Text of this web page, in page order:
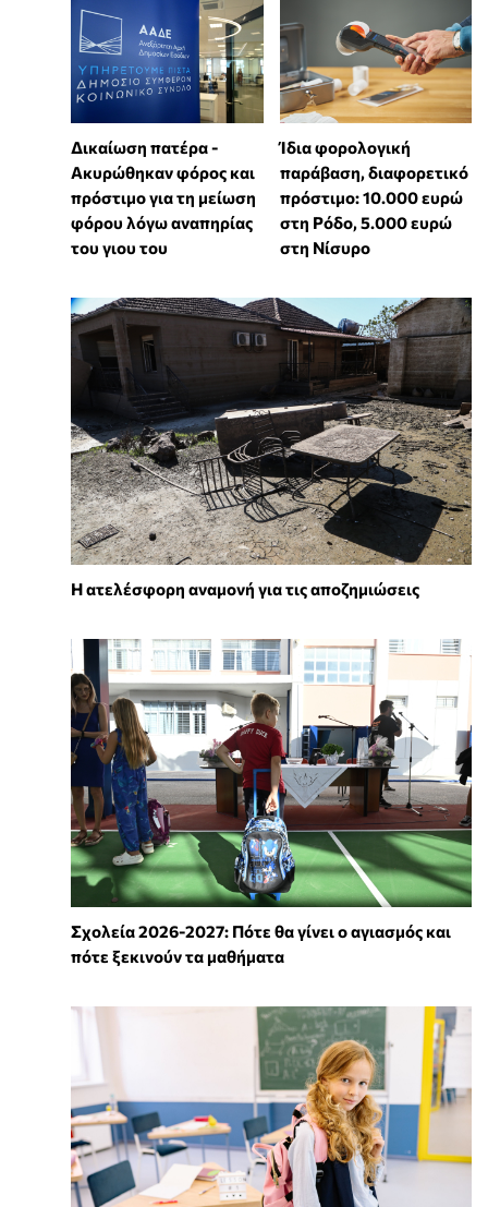
Δικαίωση πατέρα -
Ακυρώθηκαν φόρος και
πρόστιμο για τη μείωση
φόρου λόγω αναπηρίας
του γιου του
Ίδια φορολογική
παράβαση, διαφορετικό
πρόστιμο: 10.000 ευρώ
στη Ρόδο, 5.000 ευρώ
στη Νίσυρο
Η ατελέσφορη αναμονή για τις αποζημιώσεις
Σχολεία 2026-2027: Πότε θα γίνει ο αγιασμός και
πότε ξεκινούν τα μαθήματα